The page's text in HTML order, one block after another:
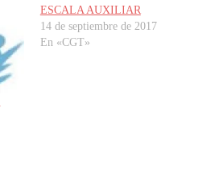
ESCALA AUXILIAR
14 de septiembre de 2017
En «CGT»